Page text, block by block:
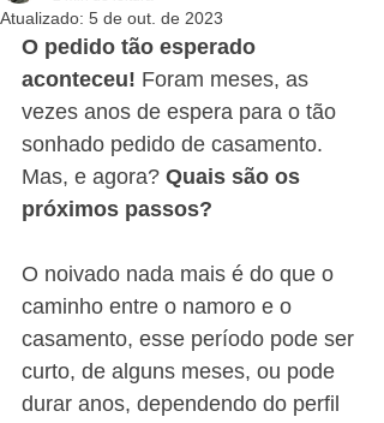
Atualizado: 5 de out. de 2023
O pedido tão esperado
aconteceu! Foram meses, as
vezes anos de espera para o tão
sonhado pedido de casamento.
Mas, e agora? Quais são os
próximos passos?
O noivado nada mais é do que o
caminho entre o namoro e o
casamento, esse período pode ser
curto, de alguns meses, ou pode
durar anos, dependendo do perfil